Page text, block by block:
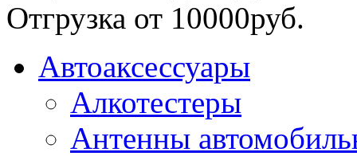
Отгрузка от 10000руб.
Автоаксессуары
Алкотестеры
Антенны